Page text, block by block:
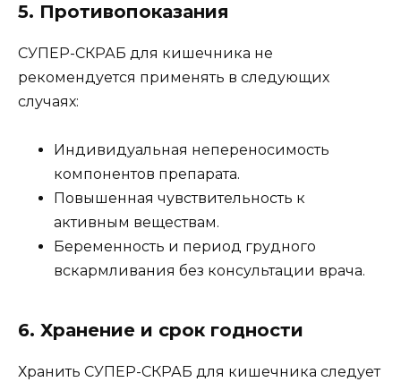
5. Противопоказания
СУПЕР-СКРАБ для кишечника не
рекомендуется применять в следующих
случаях:
Индивидуальная непереносимость
компонентов препарата.
Повышенная чувствительность к
активным веществам.
Беременность и период грудного
вскармливания без консультации врача.
6. Хранение и срок годности
Хранить СУПЕР-СКРАБ для кишечника следует